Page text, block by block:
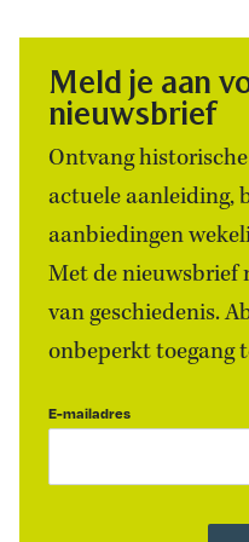
Meld je aan
nieuwsbrief
Ontvang
actuele aanleiding,
aanbiedingen
Met de nieuwsbrief
van geschiedenis.
onbeperkt toegang
E-mailadres